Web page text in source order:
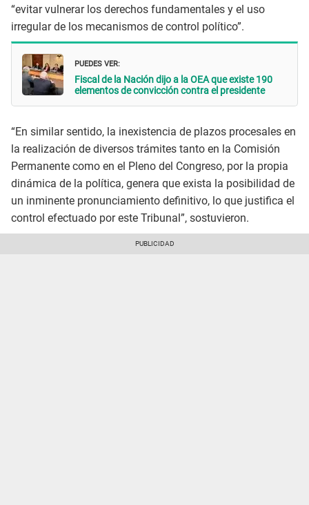
“evitar vulnerar los derechos fundamentales y el uso
irregular de los mecanismos de control político”.
PUEDES VER:
Fiscal de la Nación dijo a la OEA que existe 190
elementos de convicción contra el presidente
“En similar sentido, la inexistencia de plazos procesales en
la realización de diversos trámites tanto en la Comisión
Permanente como en el Pleno del Congreso, por la propia
dinámica de la política, genera que exista la posibilidad de
un inminente pronunciamiento definitivo, lo que justifica el
control efectuado por este Tribunal”, sostuvieron.